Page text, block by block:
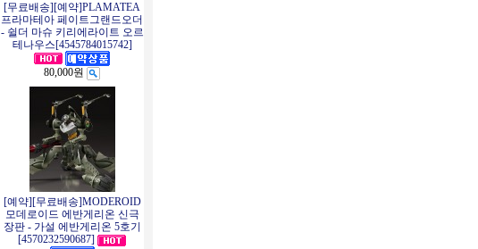
[무료배송][예약]PLAMATEA
프라마테아 페이트그랜드오더
- 쉴더 마슈 키리에라이트 오르
테나우스[4545784015742]
80,000원
[예약][무료배송]MODEROID
모데로이드 에반게리온 신극
장판 - 가설 에반게리온 5호기
[4570232590687]